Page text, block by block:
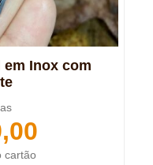
em Inox com
cartão